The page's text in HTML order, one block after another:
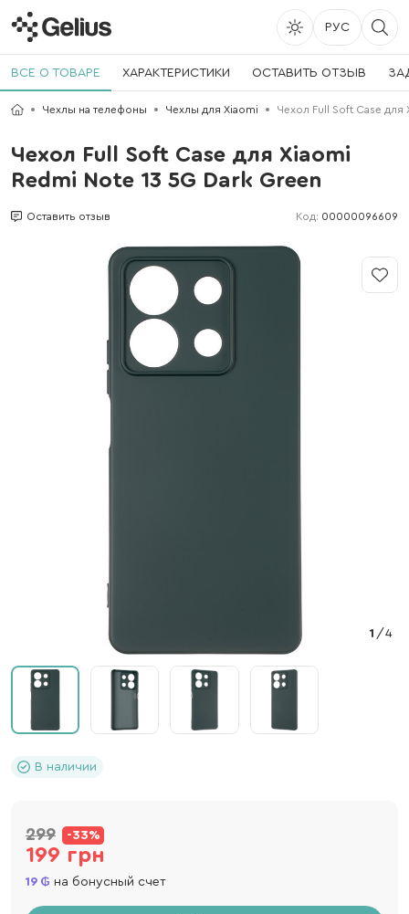
РУС
ВСЕ О ТОВАРЕ ХАРАКТЕРИСТИКИ ОСТАВИТЬ ОТЗЫВ
Чехлы на телефоны Чехлы для Xiaomi Чехол Full Soft Case для
Чехол Full Soft Case для Xiaomi
Redmi Note 13 5G Dark Green
Оставить отзыв Код: 00000096609
1 /4
В наличии
299 -33%
199 грн
19 на бонусный счет